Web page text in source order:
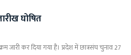
घोषित
जारी कर दिया गया है। प्रदेश में छात्रसंघ चुनाव 27